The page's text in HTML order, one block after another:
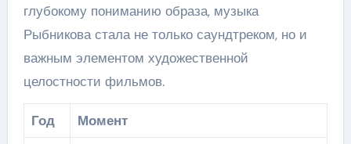
глубокому пониманию образа, музыка
Рыбникова стала не только саундтреком, но и
важным элементом художественной
целостности фильмов.
Год Момент